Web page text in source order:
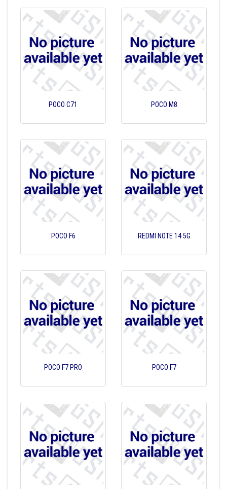
POCO C71 POCO M8
POCO F6 REDMI NOTE 14 5G
POCO F7 PRO POCO F7